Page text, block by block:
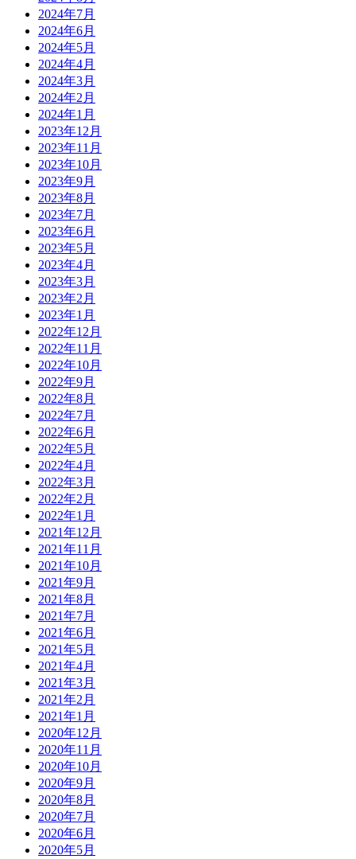
2024年7月
2024年6月
2024年5月
2024年4月
2024年3月
2024年2月
2024年1月
2023年12月
2023年11月
2023年10月
2023年9月
2023年8月
2023年7月
2023年6月
2023年5月
2023年4月
2023年3月
2023年2月
2023年1月
2022年12月
2022年11月
2022年10月
2022年9月
2022年8月
2022年7月
2022年6月
2022年5月
2022年4月
2022年3月
2022年2月
2022年1月
2021年12月
2021年11月
2021年10月
2021年9月
2021年8月
2021年7月
2021年6月
2021年5月
2021年4月
2021年3月
2021年2月
2021年1月
2020年12月
2020年11月
2020年10月
2020年9月
2020年8月
2020年7月
2020年6月
2020年5月